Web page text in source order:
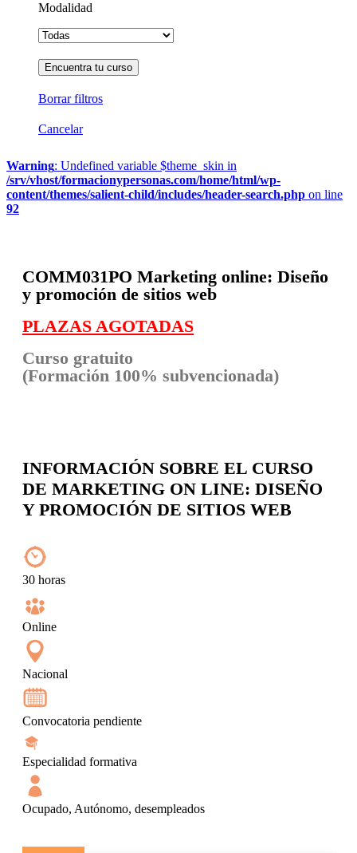
Modalidad
Borrar filtros
Cancelar
Warning: Undefined variable $theme_skin in
/srv/vhost/formacionypersonas.com/home/html/wp-
content/themes/salient-child/includes/header-search.php on line
92
COMM031PO Marketing online: Diseño
y promoción de sitios web
PLAZAS AGOTADAS
Curso gratuito
(Formación 100% subvencionada)
INFORMACIÓN SOBRE EL CURSO
DE MARKETING ON LINE: DISEÑO
Y PROMOCIÓN DE SITIOS WEB
30 horas
Online
Nacional
Convocatoria pendiente
Especialidad formativa
Ocupado, Autónomo, desempleados